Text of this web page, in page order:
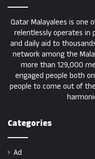
Qatar Malayalees is one
relentlessly operates in
and daily aid to
network among the
more than 129,000
engaged people both
people to come out of
Categories
Ad